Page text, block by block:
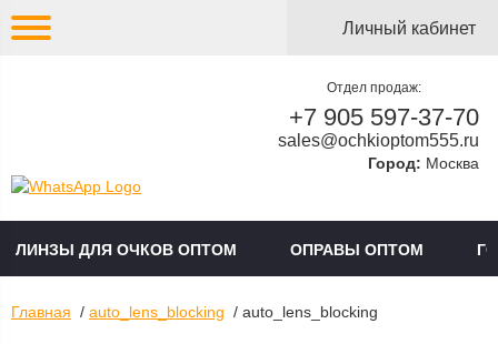
Личный кабинет
Отдел продаж:
+7 905 597-37-70
sales@ochkioptom555.ru
Город: Москва
ЛИНЗЫ ДЛЯ ОЧКОВ ОПТОМ ОПРАВЫ ОПТОМ
Главная / auto_lens_blocking / auto_lens_blocking